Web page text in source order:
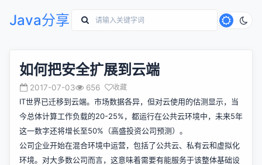
Java分享
如何把安全扩展到云端
2017-07-03 656 收藏
IT世界已迁移到云端。市场数据各异，但对云使用的估测显示，当
今总体计算工作负载的20-25%，都运行在公共云环境中，未来5年
这一数字还将增长至50%（高盛投资公司预测）。
公司企业开始在混合环境中运营，包括了公共云、私有云和虚拟化
环境。对大多数公司而言，这意味着需要有能服务于该整体基础设